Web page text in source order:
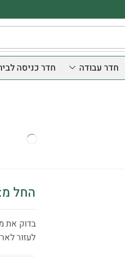
חדר עבודה חדר כניסה
החל
בדוק את
לעזור